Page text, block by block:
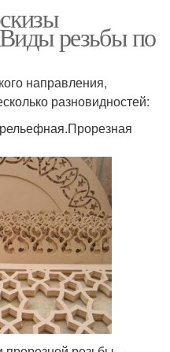
резьбы по
направления,
разновидностей: